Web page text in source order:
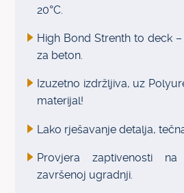
20°C.
High Bond Strenth to deck
za beton.
Izuzetno izdržljiva, uz
materijal!
Lako rješavanje detalja,
Provjera zaptivenosti
završenoj ugradnji.